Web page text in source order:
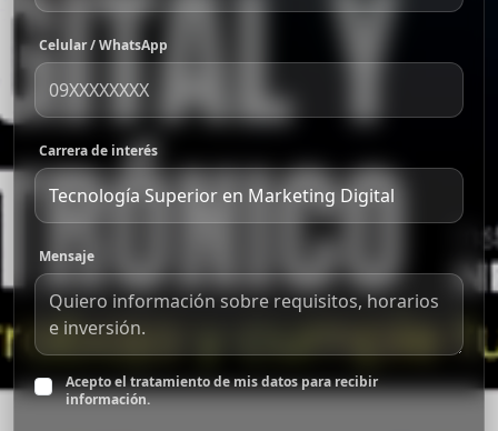
Celular / WhatsApp
Carrera de interés
Mensaje
Acepto el tratamiento de mis datos para recibir
información.